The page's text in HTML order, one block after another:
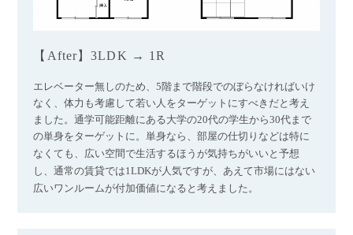
【After】3LDK → 1R
エレベーター無しのため、5階まで階段でのぼらなければいけ
なく、体力も考慮して若い人をターゲットにすべきだと考え
ました。通学可能距離にある大学の20代の学生から30代まで
の単身をターゲットに 。単身なら、部屋の仕切りなどは特に
なくても、広い空間で生活するほうが気持ちがいいと予想
し、通常の賃貸では1LDKが人気ですが、あえて市場にはない
広いワンルームが付加価値になると考えました。